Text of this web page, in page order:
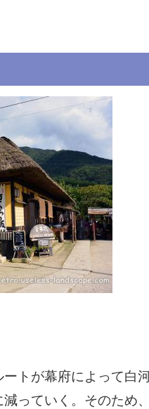
トが幕府によって白
っていく。そのため